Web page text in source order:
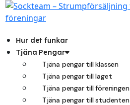
Hoppa
till
Hur det funkar
Tjäna Pengar
Tjäna pengar till klassen
Tjäna pengar till laget
Tjäna pengar till föreningen
Tjäna pengar till studenten